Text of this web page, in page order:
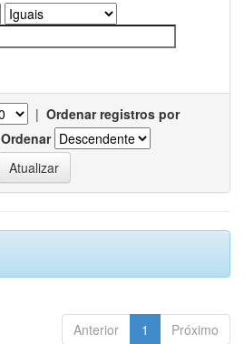
| Ordenar registros por
Ordenar
Anterior 1 Próximo